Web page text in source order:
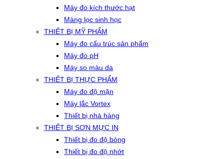
Máy đo kích thước hạt
Màng lọc sinh học
THIẾT BỊ MỸ PHẨM
Máy đo cấu trúc sản phẩm
Máy đo pH
Máy so màu da
THIẾT BỊ THỰC PHẨM
Máy đo độ mặn
Máy lắc Vortex
Thiết bị nhà hàng
THIẾT BỊ SƠN MỰC IN
Thiết bị đo độ bóng
Thiết bị đo độ nhớt